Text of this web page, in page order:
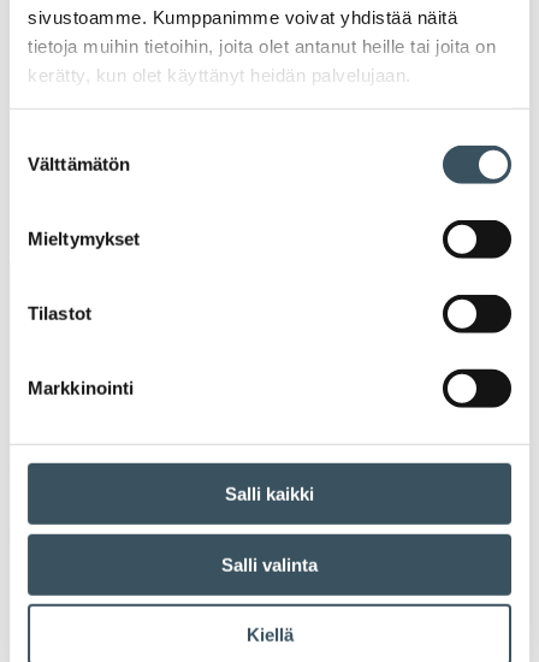
sivustoamme. Kumppanimme voivat yhdistää näitä
tietoja muihin tietoihin, joita olet antanut heille tai joita on
kerätty, kun olet käyttänyt heidän palvelujaan.
valinta
Välttämätön
Mieltymykset
Tilastot
Markkinointi
Salli kaikki
Salli valinta
Kiellä
2020
2019
Avainsanat
ilmasto kansainvälinen kilpailu
kansainvälinen verkkokauppa kasvu